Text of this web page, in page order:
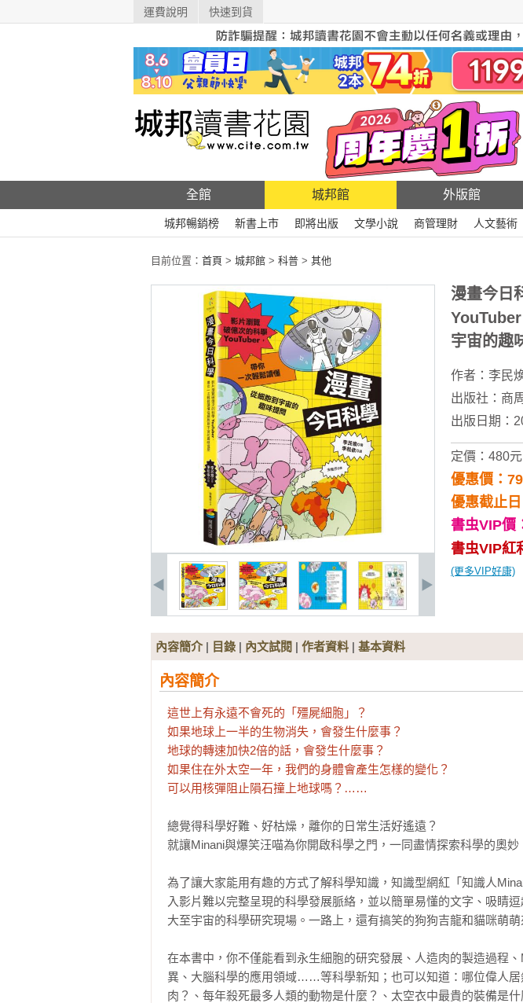
運費說明 快速到貨
全館 城邦館 外版館
城邦暢銷榜 新書上市 即將出版 文學小說 商管理財 人文藝術
目前位置： 首頁 > 城邦館 > 科普 > 其他
漫畫今日
宇宙的趣
作者： 李民
出版社： 商
出版日期：
定價：480元
優惠價：
優惠截止
書虫VIP價
書虫VIP紅
(更多VIP好康)
內容簡介| 目錄 | 內文試閱 | 作者資料 | 基本資料
內容簡介
這世上有永遠不會死的「殭屍細胞」？
如果地球上一半的生物消失，會發生什麼事？
地球的轉速加快2倍的話，會發生什麼事？
如果住在外太空一年，我們的身體會產生怎樣的變化？
可以用核彈阻止隕石撞上地球嗎？……
總覺得科學好難、好枯燥，離你的日常生活好遙遠？
就讓Minani與爆笑汪喵為你開啟科學之門，一同盡情探索科學的奧妙
為了讓大家能用有趣的方式了解科學知識，知識型網紅「知識人
入影片難以完整呈現的科學發展脈絡，並以簡單易懂的文字、吸睛
大至宇宙的科學研究現場。一路上，還有搞笑的狗狗吉龍和貓咪萌萌
在本書中，你不僅能看到永生細胞的研究發展、人造肉的製造過程
異、大腦科學的應用領域……等科學新知；也可以知道：哪位偉人居
肉？、每年殺死最多人類的動物是什麼？、太空衣中最貴的裝備是